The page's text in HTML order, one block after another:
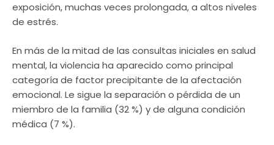
exposición, muchas veces prolongada, a altos niveles
de estrés.
En más de la mitad de las consultas iniciales en salud
mental, la violencia ha aparecido como principal
categoría de factor precipitante de la afectación
emocional. Le sigue la separación o pérdida de un
miembro de la familia (32 %) y de alguna condición
médica (7 %).